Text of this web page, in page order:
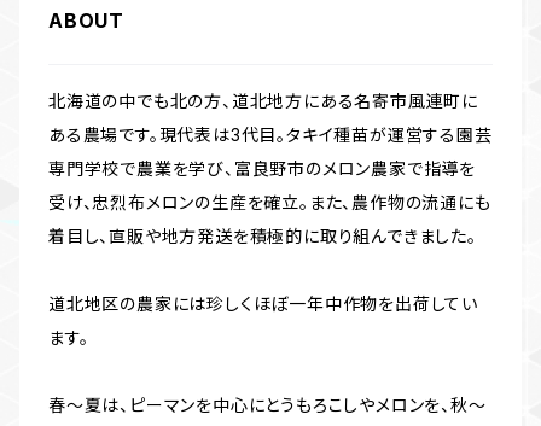
ABOUT
北海道の中でも北の方、道北地方にある名寄市風連町に
ある農場です。現代表は3代目。タキイ種苗が運営する園芸
専門学校で農業を学び、富良野市のメロン農家で指導を
受け、忠烈布メロンの生産を確立。また、農作物の流通にも
着目し、直販や地方発送を積極的に取り組んできました。
道北地区の農家には珍しくほぼ一年中作物を出荷してい
ます。
春〜夏は、ピーマンを中心にとうもろこしやメロンを、秋〜